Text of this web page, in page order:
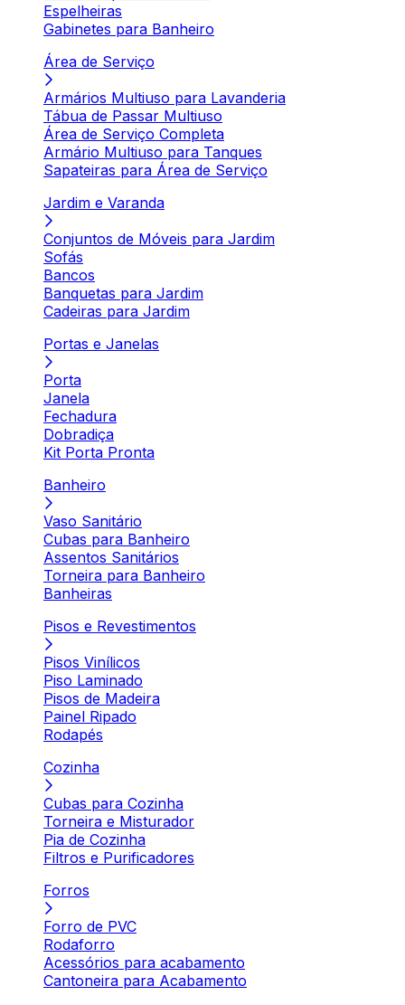
Espelheiras
Gabinetes para Banheiro
Área de Serviço
Armários Multiuso para Lavanderia
Tábua de Passar Multiuso
Área de Serviço Completa
Armário Multiuso para Tanques
Sapateiras para Área de Serviço
Jardim e Varanda
Conjuntos de Móveis para Jardim
Sofás
Bancos
Banquetas para Jardim
Cadeiras para Jardim
Portas e Janelas
Porta
Janela
Fechadura
Dobradiça
Kit Porta Pronta
Banheiro
Vaso Sanitário
Cubas para Banheiro
Assentos Sanitários
Torneira para Banheiro
Banheiras
Pisos e Revestimentos
Pisos Vinílicos
Piso Laminado
Pisos de Madeira
Painel Ripado
Rodapés
Cozinha
Cubas para Cozinha
Torneira e Misturador
Pia de Cozinha
Filtros e Purificadores
Forros
Forro de PVC
Rodaforro
Acessórios para acabamento
Cantoneira para Acabamento